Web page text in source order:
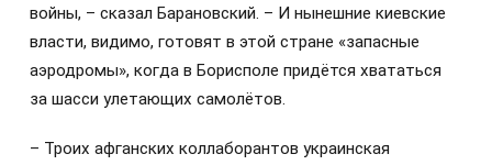
войны, – сказал Барановский. – И нынешние киевские
власти, видимо, готовят в этой стране «запасные
аэродромы», когда в Борисполе придётся хвататься
за шасси улетающих самолётов.
– Троих афганских коллаборантов украинская